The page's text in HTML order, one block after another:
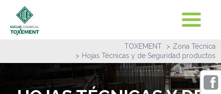
TOXEMENT
Zona Técnica
Hojas Técnicas y de Seguridad productos